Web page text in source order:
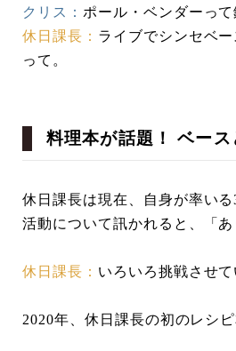
クリス： ポール・ベンダーっ
休日課長： ライブでシンセベ
って。
料理本が話題！ ベース
休日課長は現在、自身が率い
活動について訊かれると、「
休日課長： いろいろ挑戦させ
2020年、休日課長の初のレシ